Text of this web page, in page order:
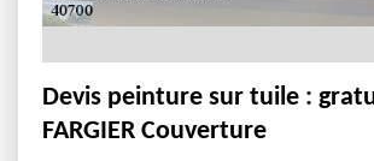
Devis peinture sur tuile :
FARGIER Couverture